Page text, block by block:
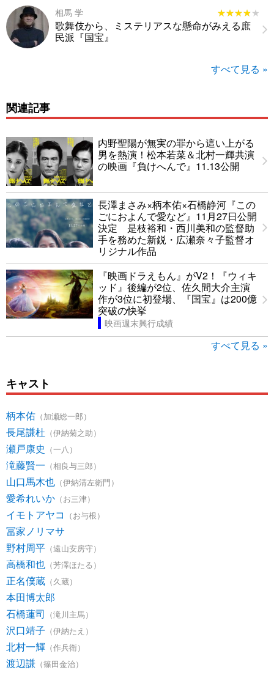
相馬 学 ★★★★★
★★★★★
歌舞伎から、ミステリアスな懸命がみえる庶
民派『国宝』
すべて見る »
関連記事
内野聖陽が無実の罪から這い上がる
男を熱演！松本若菜＆北村一輝共演
の映画『負けへんで』11.13公開
長澤まさみ×柄本佑×石橋静河『この
ごにおよんで愛など』11月27日公開
決定 是枝裕和・西川美和の監督助
手を務めた新鋭・広瀬奈々子監督オ
リジナル作品
『映画ドラえもん』がV2！『ウィキ
ッド』後編が2位、佐久間大介主演
作が3位に初登場、『国宝』は200億
突破の快挙
映画週末興行成績
すべて見る »
キャスト
柄本佑 （加瀬総一郎）
長尾謙杜 （伊納菊之助）
瀬戸康史 （一八）
滝藤賢一 （相良与三郎）
山口馬木也 （伊納清左衛門）
愛希れいか （お三津）
イモトアヤコ （お与根）
冨家ノリマサ
野村周平 （遠山安房守）
高橋和也 （芳澤ほたる）
正名僕蔵 （久蔵）
本田博太郎
石橋蓮司 （滝川主馬）
沢口靖子 （伊納たえ）
北村一輝 （作兵衛）
渡辺謙 （篠田金治）